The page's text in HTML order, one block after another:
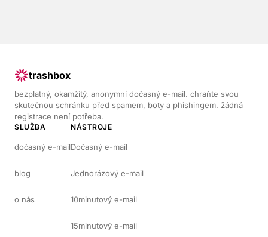
trashbox
bezplatný, okamžitý, anonymní dočasný e-mail. chraňte svou
skutečnou schránku před spamem, boty a phishingem. žádná
registrace není potřeba.
SLUŽBA
dočasný e-mail
blog
o nás
NÁSTROJE
Dočasný e-mail
Jednorázový e-mail
10minutový e-mail
15minutový e-mail